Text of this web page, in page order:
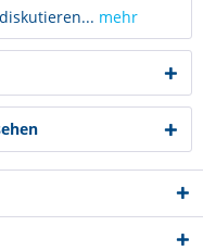
mehr